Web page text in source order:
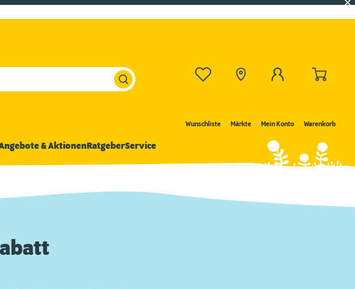
Wunschliste Märkte Mein Konto Warenkorb
& AktionenRatgeberService